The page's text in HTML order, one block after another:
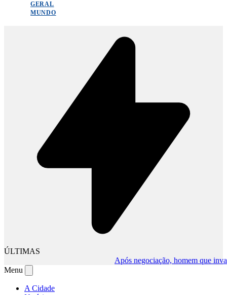
GERAL
MUNDO
ÚLTIMAS
Após negociação, homem que invadiu
Menu
A Cidade